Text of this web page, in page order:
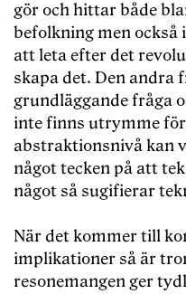
gör och hittar både
befolkning men
att leta efter det
skapa det. Den andra
grundläggande fråga
inte finns utrymme
abstraktionsnivå kan
något tecken på att
något så sugifierar
När det kommer till
implikationer så är
resonemangen ger